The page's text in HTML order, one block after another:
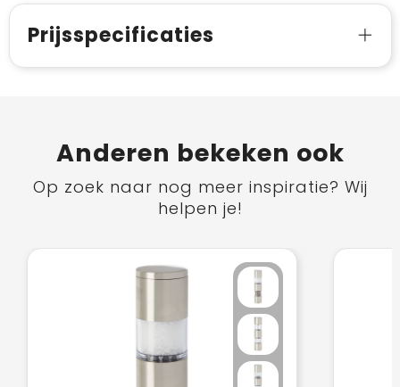
Prijsspecificaties
Anderen bekeken ook
Op zoek naar nog meer inspiratie? Wij
helpen je!